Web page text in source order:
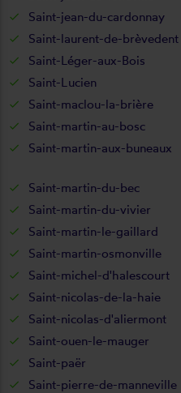
Saint-jean-du-cardonnay
Saint-laurent-de-brèvedent
Saint-Léger-aux-Bois
Saint-Lucien
Saint-maclou-la-brière
Saint-martin-au-bosc
Saint-martin-aux-buneaux
Saint-martin-du-bec
Saint-martin-du-vivier
Saint-martin-le-gaillard
Saint-martin-osmonville
Saint-michel-d'halescourt
Saint-nicolas-de-la-haie
Saint-nicolas-d'aliermont
Saint-ouen-le-mauger
Saint-paër
Saint-pierre-de-manneville